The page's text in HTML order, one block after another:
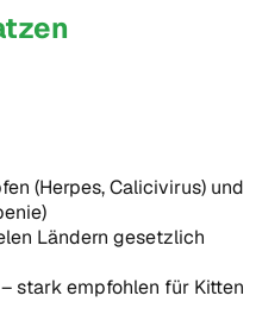
(Herpes, Calicivirus) und
Ländern gesetzlich
stark empfohlen für Kitten